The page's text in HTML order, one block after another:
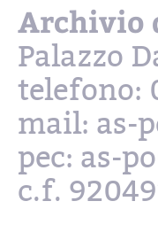
Archivio
Palazzo
telefono:
mail: as-
pec: as-
c.f.